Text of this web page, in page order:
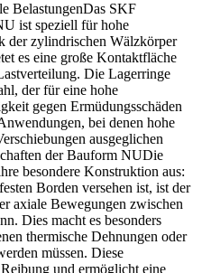
BelastungenDas SKF
ist speziell für hohe
der zylindrischen Wälzkörper
es eine große Kontaktfläche
Die Lagerringe
der für eine hohe
gegen Ermüdungsschäden
bei denen hohe
ausgeglichen
der Bauform NUDie
besondere Konstruktion aus:
Borden versehen ist, ist der
axiale Bewegungen zwischen
Dies macht es besonders
thermische Dehnungen oder
müssen. Diese
und ermöglicht eine